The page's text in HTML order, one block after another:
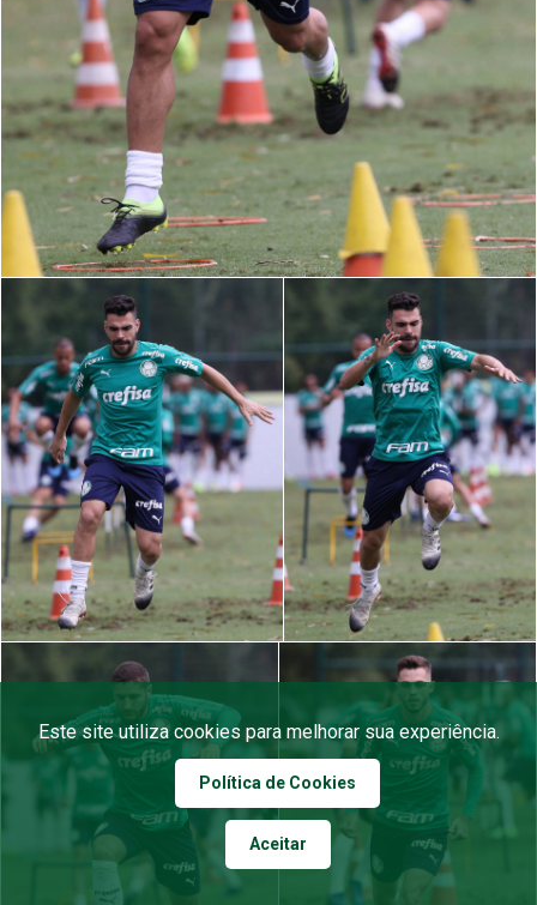
Este site utiliza cookies para melhorar sua experiência.
Política de Cookies
Aceitar